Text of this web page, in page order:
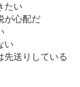
たい
が心配だ
い
先送りしている